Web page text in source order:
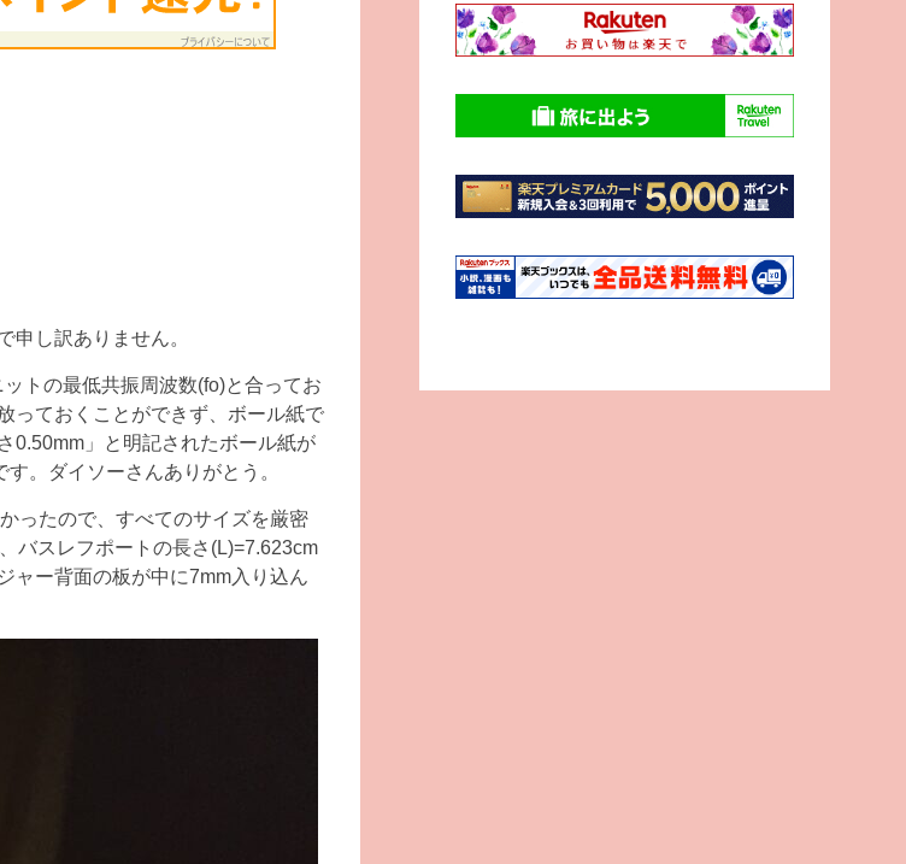
申し訳ありません。
トの最低共振周波数(fo)と合ってお
っておくことができず、ボール紙で
0.50mm」と明記されたボール紙が
。ダイソーさんありがとう。
ったので、すべてのサイズを厳密
バスレフポートの長さ(L)=7.623cm
ャー背面の板が中に7mm入り込ん